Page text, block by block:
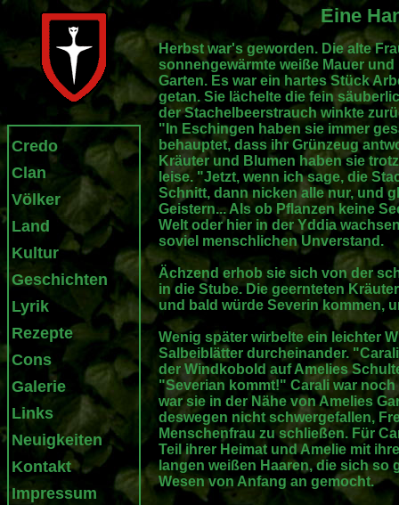
Credo
Clan
Völker
Land
Kultur
Geschichten
Lyrik
Rezepte
Cons
Galerie
Links
Neuigkeiten
Kontakt
Impressum
Eine
Herbst war's geworden. Die alte
sonnengewärmte weiße Mauer
Garten. Es war ein hartes Stück
getan. Sie lächelte die fein
der Stachelbeerstrauch winkte
"In Eschingen haben sie immer
behauptet, dass ihr Grünzeug
Kräuter und Blumen haben sie
leise. "Jetzt, wenn ich sage, die
Schnitt, dann nicken alle nur, und
Geistern... Als ob Pflanzen keine
Welt oder hier in der Yddia
soviel menschlichen Unverstand.
Ächzend erhob sie sich von der
in die Stube. Die geernteten
und bald würde Severin kommen,
Wenig später wirbelte ein leichter
Salbeiblätter durcheinander.
der Windkobold auf Amelies
"Severian kommt!" Carali war
war sie in der Nähe von Amelies
deswegen nicht schwergefallen,
Menschenfrau zu schließen. Für
Teil ihrer Heimat und Amelie mit
langen weißen Haaren, die sich so
Wesen von Anfang an gemocht.